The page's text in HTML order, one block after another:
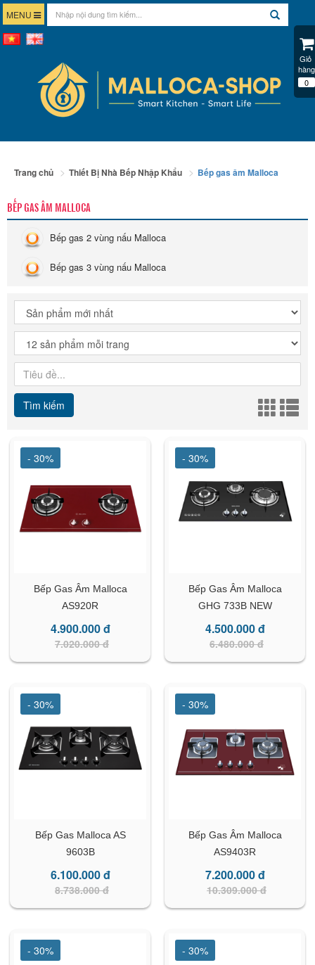
MENU
Trang chủ Thiết Bị Nhà Bếp Nhập Khẩu Bếp gas âm Malloca
BẾP GAS ÂM MALLOCA
Bếp gas 2 vùng nấu Malloca
Bếp gas 3 vùng nấu Malloca
Tìm kiếm
- 30%
Bếp Gas Âm Malloca
AS920R
4.900.000 đ
7.020.000 đ
- 30%
Bếp Gas Âm Malloca
GHG 733B NEW
4.500.000 đ
6.480.000 đ
- 30%
Bếp Gas Malloca AS
9603B
6.100.000 đ
8.738.000 đ
- 30%
Bếp Gas Âm Malloca
AS9403R
7.200.000 đ
10.309.000 đ
- 30% - 30%
Giỏ
hàng
0